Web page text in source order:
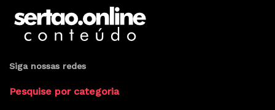
Siga nossas redes
Pesquise por categoria